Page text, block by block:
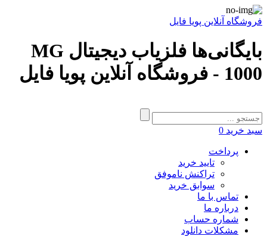
فروشگاه آنلاین پویا فایل
بایگانی‌ها فلزیاب دیجیتال MG
1000 - فروشگاه آنلاین پویا فایل
سبد خرید 0
پرداخت
تایید خرید
تراکنش ناموفق
سوابق خرید
تماس با ما
درباره ما
شماره حساب
مشکلات دانلود